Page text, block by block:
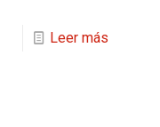
Leer más